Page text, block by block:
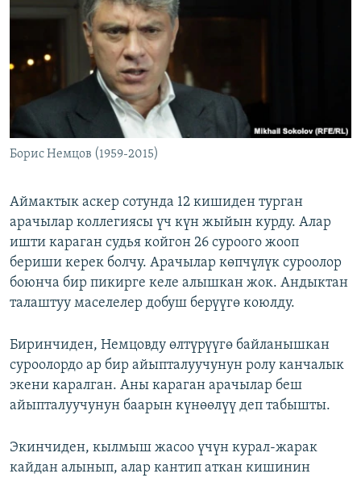
Борис Немцов (1959-2015)
Аймактык аскер сотунда 12 кишиден турган
арачылар коллегиясы үч күн жыйын курду. Алар
ишти караган судья койгон 26 суроого жооп
бериши керек болчу. Арачылар көпчүлүк суроолор
боюнча бир пикирге келе алышкан жок. Андыктан
талаштуу маселелер добуш берүүгө коюлду.
Биринчиден, Немцовду өлтүрүүгө байланышкан
суроолордо ар бир айыпталуучунун ролу канчалык
экени каралган. Аны караган арачылар беш
айыпталуучунун баарын күнөөлүү деп табышты.
Экинчиден, кылмыш жасоо үчүн курал-жарак
кайдан алынып, алар кантип аткан кишинин